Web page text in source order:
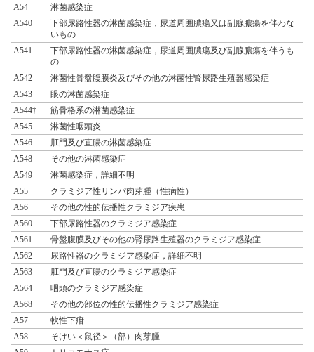
A54
淋菌感染症
A540
下部尿路性器の淋菌感染症，尿道周囲膿瘍又は副腺膿瘍を伴わな
いもの
A541
下部尿路性器の淋菌感染症，尿道周囲膿瘍及び副腺膿瘍を伴うも
の
A542
淋菌性骨盤腹膜炎及びその他の淋菌性腎尿路生殖器感染症
A543
眼の淋菌感染症
A544†
筋骨格系の淋菌感染症
A545
淋菌性咽頭炎
A546
肛門及び直腸の淋菌感染症
A548
その他の淋菌感染症
A549
淋菌感染症，詳細不明
A55
クラミジア性リンパ肉芽腫（性病性）
A56
その他の性的伝播性クラミジア疾患
A560
下部尿路性器のクラミジア感染症
A561
骨盤腹膜及びその他の腎尿路生殖器のクラミジア感染症
A562
尿路性器のクラミジア感染症，詳細不明
A563
肛門及び直腸のクラミジア感染症
A564
咽頭のクラミジア感染症
A568
その他の部位の性的伝播性クラミジア感染症
A57
軟性下疳
A58
そけい＜鼠径＞（部）肉芽腫